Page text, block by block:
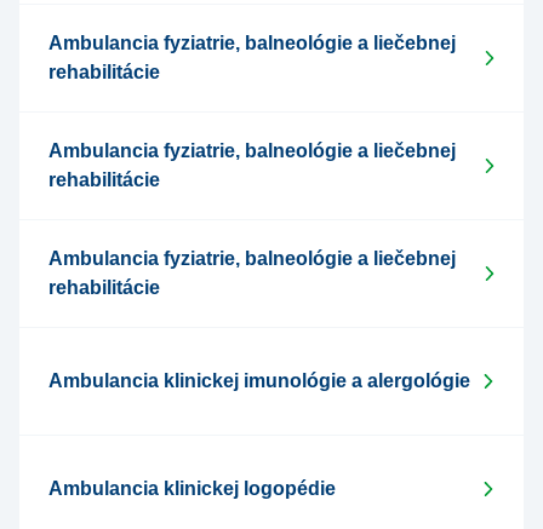
Ambulancia fyziatrie, balneológie a liečebnej
rehabilitácie
Ambulancia fyziatrie, balneológie a liečebnej
rehabilitácie
Ambulancia fyziatrie, balneológie a liečebnej
rehabilitácie
Ambulancia klinickej imunológie a alergológie
Ambulancia klinickej logopédie